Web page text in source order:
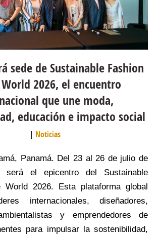
sede de Sustainable Fashion
2026, el encuentro
que une moda,
educación e impacto social
Noticias
Panamá. Del 23 al 26 de julio de
el epicentro del Sustainable
World 2026. Esta plataforma global
internacionales, diseñadores,
y emprendedores de
para impulsar la sostenibilidad,